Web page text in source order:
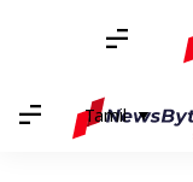
Tamil